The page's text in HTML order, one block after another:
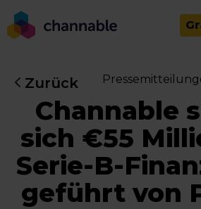
Zurück
Channable
sich €55
Serie-B-
geführt von